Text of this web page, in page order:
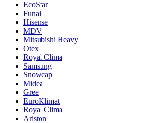
EcoStar
Funai
Hisense
MDV
Mitsubishi Heavy
Otex
Royal Clima
Samsung
Snowcap
Midea
Gree
EuroKlimat
Royal Clima
Ariston